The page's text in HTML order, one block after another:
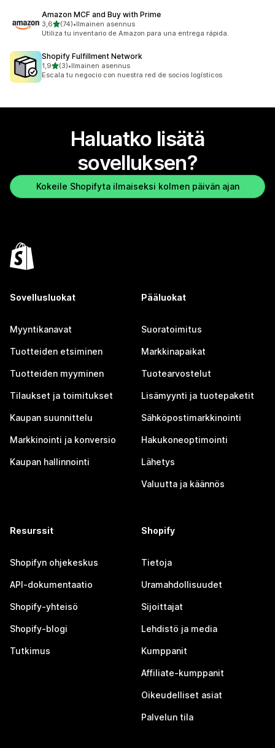
Amazon MCF and Buy with Prime
3,6/ 5 tähteä
(74)
74 arvostelua yhteensä
•Ilmainen asennus
Utiliza tu inventario de Amazon para una entrega rápida.
Shopify Fulfillment Network
1,9/ 5 tähteä
(3)
3 arvostelua yhteensä
•Ilmainen asennus
Escala tu negocio con nuestra red de socios logísticos
Haluatko lisätä
sovelluksen?
Kokeile Shopifyta ilmaiseksi kolmen päivän ajan
Sovellusluokat
Myyntikanavat
Tuotteiden etsiminen
Tuotteiden myyminen
Tilaukset ja toimitukset
Kaupan suunnittelu
Markkinointi ja konversio
Kaupan hallinnointi
Pääluokat
Suoratoimitus
Markkinapaikat
Tuotearvostelut
Lisämyynti ja tuotepaketit
Sähköpostimarkkinointi
Hakukoneoptimointi
Lähetys
Valuutta ja käännös
Resurssit
Shopifyn ohjekeskus
API-dokumentaatio
Shopify-yhteisö
Shopify-blogi
Tutkimus
Shopify
Tietoja
Uramahdollisuudet
Sijoittajat
Lehdistö ja media
Kumppanit
Affiliate-kumppanit
Oikeudelliset asiat
Palvelun tila